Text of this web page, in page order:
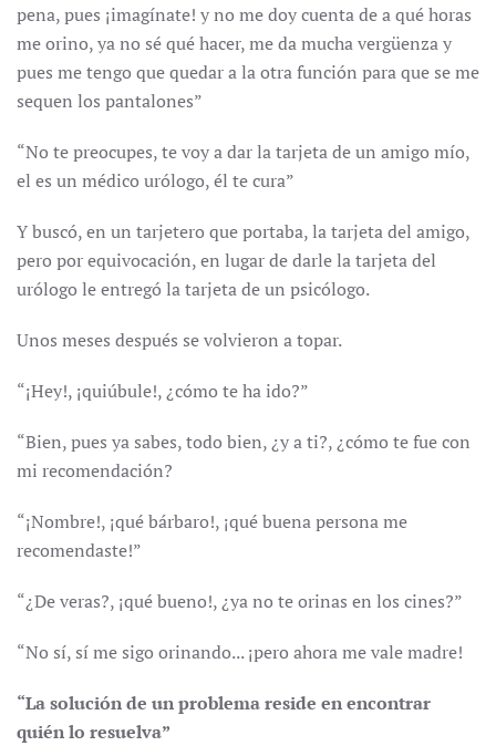
pena, pues ¡imagínate! y no me doy cuenta de a qué horas
me orino, ya no sé qué hacer, me da mucha vergüenza y
pues me tengo que quedar a la otra función para que se me
sequen los pantalones”
“No te preocupes, te voy a dar la tarjeta de un amigo mío,
el es un médico urólogo, él te cura”
Y buscó, en un tarjetero que portaba, la tarjeta del amigo,
pero por equivocación, en lugar de darle la tarjeta del
urólogo le entregó la tarjeta de un psicólogo.
Unos meses después se volvieron a topar.
“¡Hey!, ¡quiúbule!, ¿cómo te ha ido?”
“Bien, pues ya sabes, todo bien, ¿y a ti?, ¿cómo te fue con
mi recomendación?
“¡Nombre!, ¡qué bárbaro!, ¡qué buena persona me
recomendaste!”
“¿De veras?, ¡qué bueno!, ¿ya no te orinas en los cines?”
“No sí, sí me sigo orinando... ¡pero ahora me vale madre!
“La solución de un problema reside en encontrar
quién lo resuelva”